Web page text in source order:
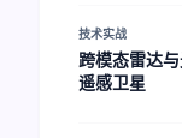
技术实战
跨模态雷达
遥感卫星